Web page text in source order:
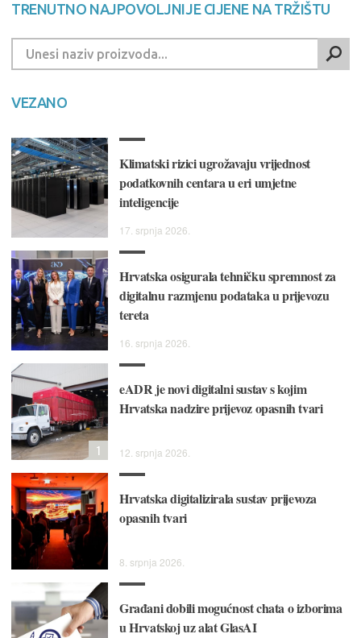
TRENUTNO NAJPOVOLJNIJE CIJENE NA TRŽIŠTU
VEZANO
Klimatski rizici ugrožavaju vrijednost
podatkovnih centara u eri umjetne
inteligencije
17. srpnja 2026.
Hrvatska osigurala tehničku spremnost za
digitalnu razmjenu podataka u prijevozu
tereta
16. srpnja 2026.
eADR je novi digitalni sustav s kojim
Hrvatska nadzire prijevoz opasnih tvari
12. srpnja 2026.
1
Hrvatska digitalizirala sustav prijevoza
opasnih tvari
8. srpnja 2026.
Građani dobili mogućnost chata o izborima
u Hrvatskoj uz alat GlasAI